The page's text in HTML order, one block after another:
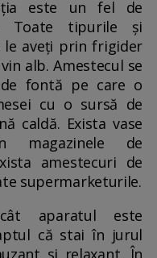
este un fel de
Toate tipurile și
le aveți prin frigider
alb. Amestecul se
fontă pe care o
cu o sursă de
caldă. Exista vase
magazinele de
amestecuri de
supermarketurile.
aparatul este
că stai în jurul
si relaxant. În